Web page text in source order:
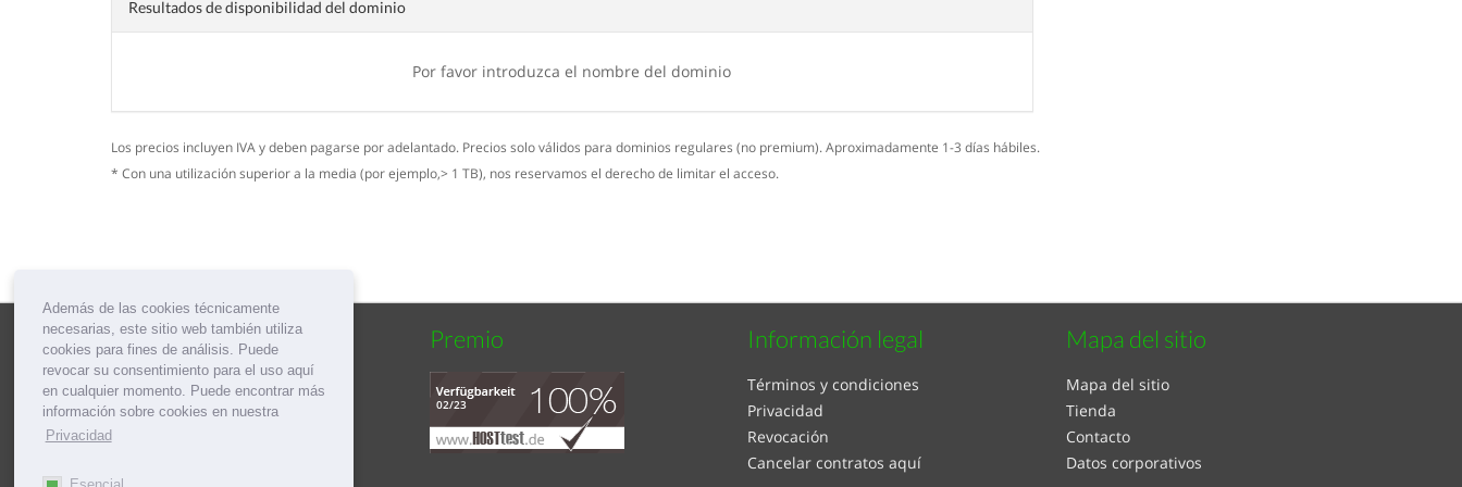
Además de las cookies técnicamente
necesarias, este sitio web también utiliza
cookies para fines de análisis. Puede
revocar su consentimiento para el uso aquí
en cualquier momento. Puede encontrar más
información sobre cookies en nuestra
Privacidad
Resultados de disponibilidad del dominio
Por favor introduzca el nombre del dominio
Los precios incluyen IVA y deben pagarse por adelantado. Precios solo válidos para dominios regulares (no premium). Aproximadamente 1-3 días hábiles.
* Con una utilización superior a la media (por ejemplo,> 1 TB), nos reservamos el derecho de limitar el acceso.
Social Premio Información legal
Términos y condiciones
Privacidad
Revocación
Cancelar contratos aquí
Mapa del sitio
Mapa del sitio
Tienda
Contacto
Datos corporativos